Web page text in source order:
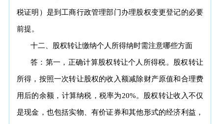
税证明）是到工商行政管理部门办理股权变更登记的必要
前提。
十二、股权转让缴纳个人所得纳时需注意哪些方面
答：第一，正确计算股权转让个人所得税。股权转让
所得，按照一次转让股权的收入额减除财产原值和合理费
用后的余额，计算纳税，税率为20%。股权转让收入不仅
是现金，也包括实物、有价证券和其他形式的经济利益，